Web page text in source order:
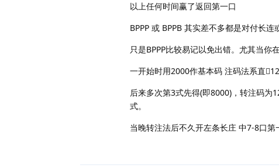
以上任何时间赢了返回第一口
BPPP 或 BPPB 其实差不多都是对付长连
只是BPPP比较易记以免出错。尤其当你
一开始时用2000作基本码 注码法系直
后来多次第3式先得(即8000)，转注码为
式。
当晚转注法后不久开左条长庄 中7-8口